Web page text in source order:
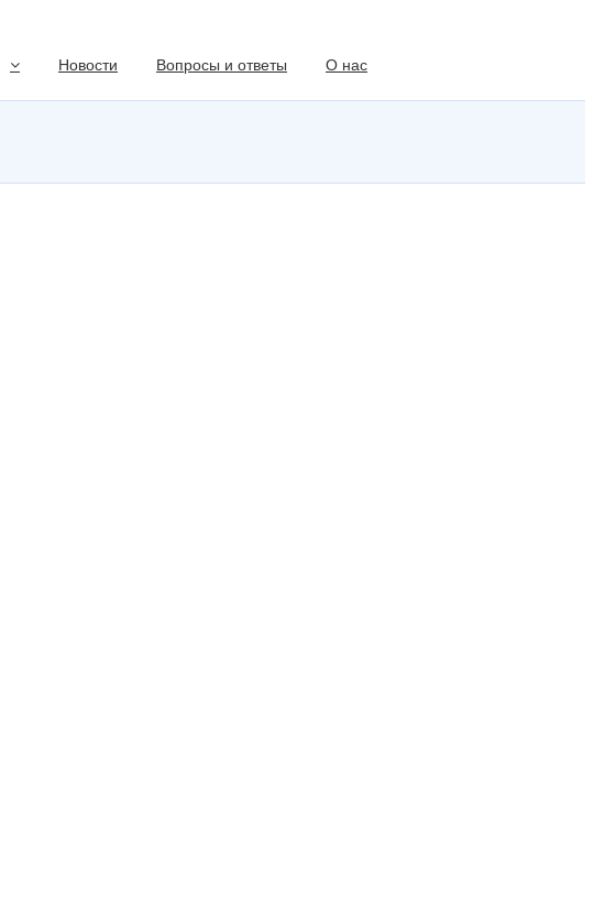
Новости Вопросы и ответы О нас